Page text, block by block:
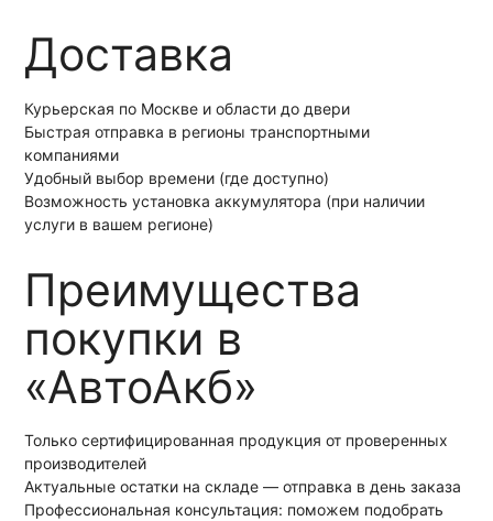
Доставка
Курьерская по Москве и области до двери
Быстрая отправка в регионы транспортными
компаниями
Удобный выбор времени (где доступно)
Возможность установка аккумулятора (при наличии
услуги в вашем регионе)
Преимущества
покупки в
«АвтоАкб»
Только сертифицированная продукция от проверенных
производителей
Актуальные остатки на складе — отправка в день заказа
Профессиональная консультация: поможем подобрать